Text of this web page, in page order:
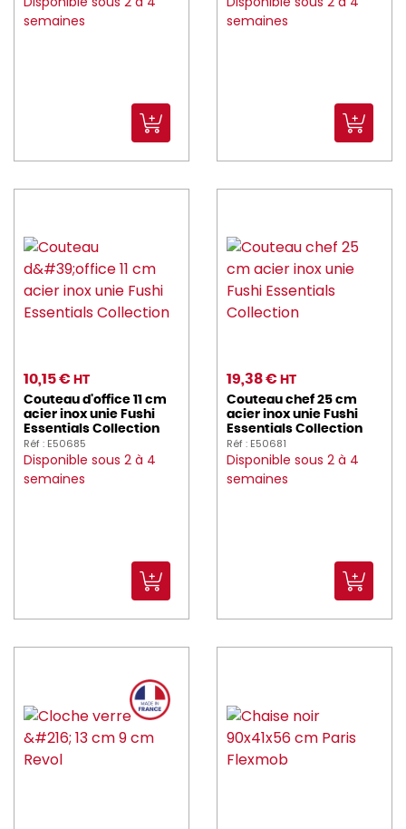
BORMIOLI_ROCCO (157)
CARTY (6)
CGMP (15)
CHAUD_DEVANT (112)
choyer (6)
churchill (905)
CIF (7)
Cristal_d_Arques (4)
CRUSHGRIND (3)
DALEBROOK (15)
DE_BUYER (141)
DEGLON (131)
semaines
semaines
10,15 € HT
Couteau d'office 11 cm
acier inox unie Fushi
Essentials Collection
Réf : E50685
Disponible sous 2 à 4
semaines
19,38 € HT
Couteau chef 25 cm
acier inox unie Fushi
Essentials Collection
Réf : E50681
Disponible sous 2 à 4
semaines